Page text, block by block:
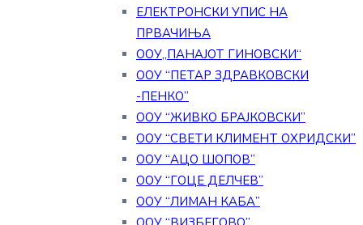
ЕЛЕКТРОНСКИ УПИС НА
ПРВАЧИЊА
ООУ„ПАНАЈОТ ГИНОВСКИ“
ООУ “ПЕТАР ЗДРАВКОВСКИ
-ПЕНКО”
ООУ “ЖИВКО БРАЈКОВСКИ”
ООУ “СВЕТИ КЛИМЕНТ ОХРИДСКИ”
ООУ “АЦО ШОПОВ”
ООУ “ГОЦЕ ДЕЛЧЕВ”
ООУ “ЛИМАН КАБА”